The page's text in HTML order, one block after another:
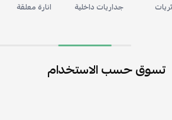
جداريات داخلية انارة معلقة
تسوق حسب الاستخدام